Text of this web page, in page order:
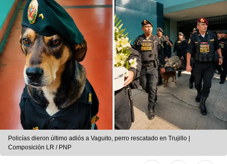
Policías dieron último adiós a Vaguito, perro rescatado en Trujillo |
Composición LR / PNP